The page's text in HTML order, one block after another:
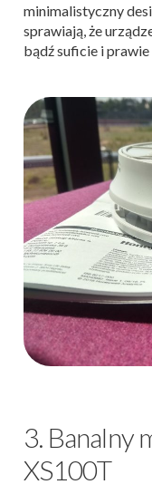
minimalistyczny
sprawiają, że
bądź suficie i
3. Banalny
XS100T